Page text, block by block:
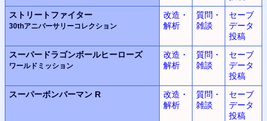
ストリートファイター
30thアニバーサリーコレクション
改造・
解析
質問・
雑談
セーブ
データ
投稿
スーパードラゴンボールヒーローズ
ワールドミッション
改造・
解析
質問・
雑談
セーブ
データ
投稿
スーパーボンバーマン R
改造・
解析
質問・
雑談
セーブ
データ
投稿